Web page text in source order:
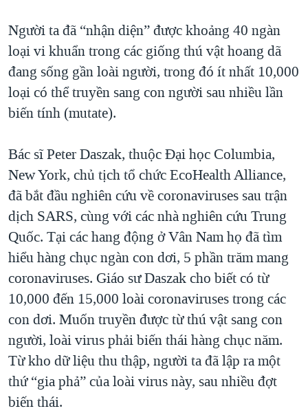
Người ta đã “nhận diện” được khoảng 40 ngàn
loại vi khuẩn trong các giống thú vật hoang dã
đang sống gần loài người, trong đó ít nhất 10,000
loại có thể truyền sang con người sau nhiều lần
biến tính (mutate).
Bác sĩ Peter Daszak, thuộc Đại học Columbia,
New York, chủ tịch tổ chức EcoHealth Alliance,
đã bắt đầu nghiên cứu về coronaviruses sau trận
dịch SARS, cùng với các nhà nghiên cứu Trung
Quốc. Tại các hang động ở Vân Nam họ đã tìm
hiểu hàng chục ngàn con dơi, 5 phần trăm mang
coronaviruses. Giáo sư Daszak cho biết có từ
10,000 đến 15,000 loài coronaviruses trong các
con dơi. Muốn truyền được từ thú vật sang con
người, loài virus phải biến thái hàng chục năm.
Từ kho dữ liệu thu thập, người ta đã lập ra một
thứ “gia phả” của loài virus này, sau nhiều đợt
biến thái.